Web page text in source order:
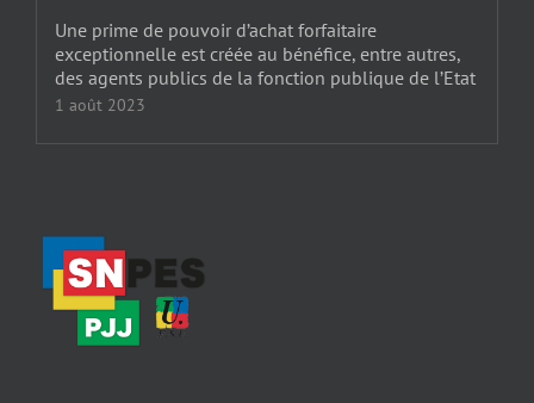
Une prime de pouvoir d’achat forfaitaire
exceptionnelle est créée au bénéfice, entre autres,
des agents publics de la fonction publique de l’Etat
1 août 2023